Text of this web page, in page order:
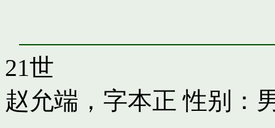
21世
赵允端，字本正 性别：